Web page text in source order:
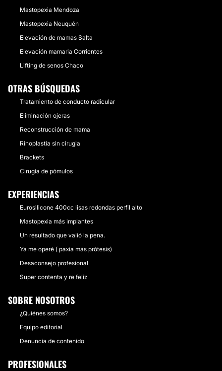
Mastopexia Mendoza
Mastopexia Neuquén
Elevación de mamas Salta
Elevación mamaria Corrientes
Lifting de senos Chaco
OTRAS BÚSQUEDAS
Tratamiento de conducto radicular
Eliminación ojeras
Reconstrucción de mama
Rinoplastia sin cirugia
Brackets
Cirugía de pómulos
EXPERIENCIAS
Eurosilicone 400cc lisas redondas perfil alto
Mastopexia más implantes
Un resultado que valió la pena.
Ya me operé ( paxia más prótesis)
Desaconsejo profesional
Super contenta y re feliz
SOBRE NOSOTROS
¿Quiénes somos?
Equipo editorial
Denuncia de contenido
PROFESIONALES